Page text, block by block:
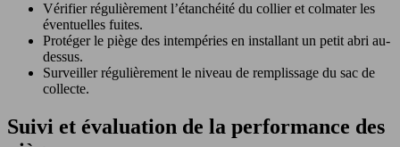
Vérifier régulièrement l’étanchéité du collier et colmater les
éventuelles fuites.
Protéger le piège des intempéries en installant un petit abri au-
dessus.
Surveiller régulièrement le niveau de remplissage du sac de
collecte.
Suivi et évaluation de la performance des